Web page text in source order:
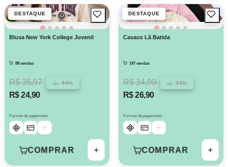
DESTAQUE
Blusa New York College Juvenil
88 vendas
R$ 35,97 30%
R$ 24,90
Formas de pagamento
COMPRAR +
DESTAQUE
Casaco Lã Batida
197 vendas
R$ 34,99 23%
R$ 26,90
Formas de pagamento
COMPRAR +